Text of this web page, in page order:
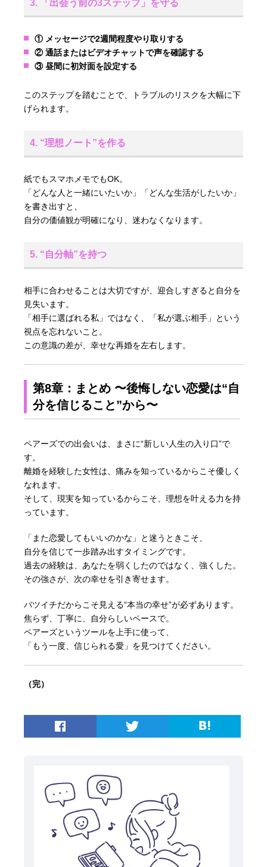
3. 「出会う前の3ステップ」を守る
① メッセージで2週間程度やり取りする
② 通話またはビデオチャットで声を確認する
③ 昼間に初対面を設定する
このステップを踏むことで、トラブルのリスクを大幅に下
げられます。
4. “理想ノート”を作る
紙でもスマホメモでもOK。
「どんな人と一緒にいたいか」「どんな生活がしたいか」
を書き出すと、
自分の価値観が明確になり、迷わなくなります。
5. “自分軸”を持つ
相手に合わせることは大切ですが、迎合しすぎると自分を
見失います。
「相手に選ばれる私」ではなく、「私が選ぶ相手」という
視点を忘れないこと。
この意識の差が、幸せな再婚を左右します。
第8章：まとめ 〜後悔しない恋愛は“自
分を信じること”から〜
ペアーズでの出会いは、まさに“新しい人生の入り口”で
す。
離婚を経験した女性は、痛みを知っているからこそ優しく
なれます。
そして、現実を知っているからこそ、理想を叶える力を持
っています。
「また恋愛してもいいのかな」と迷うときこそ、
自分を信じて一歩踏み出すタイミングです。
過去の経験は、あなたを弱くしたのではなく、強くした。
その強さが、次の幸せを引き寄せます。
バツイチだからこそ見える“本当の幸せ”が必ずあります。
焦らず、丁寧に、自分らしいペースで。
ペアーズというツールを上手に使って、
「もう一度、信じられる愛」を見つけてください。
（完）